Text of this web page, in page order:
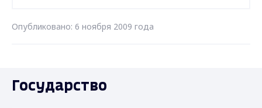
Опубликовано: 6 ноября 2009 года
Государство